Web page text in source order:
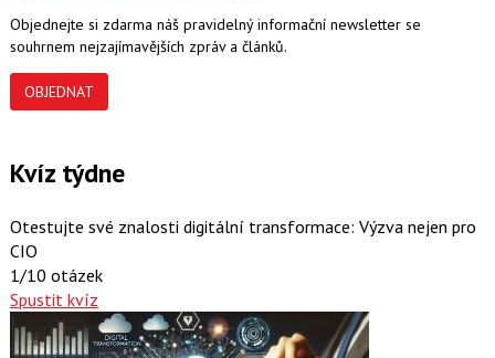
Objednejte si zdarma náš pravidelný informační newsletter se
souhrnem nejzajímavějších zpráv a článků.
OBJEDNAT
Kvíz týdne
Otestujte své znalosti digitální transformace: Výzva nejen pro
CIO
1/10 otázek
Spustit kvíz